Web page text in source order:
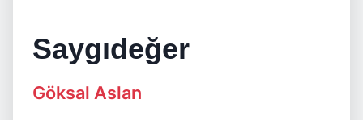
Saygıdeğer
Göksal Aslan